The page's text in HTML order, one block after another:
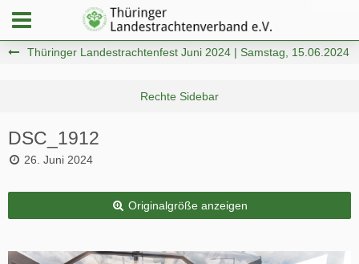
Thüringer Landestrachtenfest Juni 2024 | Samstag, 15.06.2024
DSC_1912
26. Juni 2024
Originalgröße anzeigen